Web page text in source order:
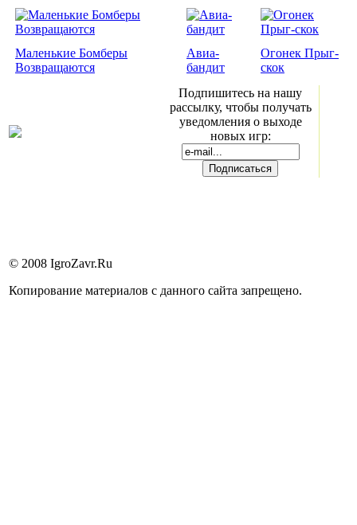
Маленькие Бомберы
Возвращаются
Авиа-
бандит
Огонек Прыг-
скок
Подпишитесь на нашу
рассылку, чтобы получать
уведомления о выходе
новых игр:
© 2008 IgroZavr.Ru
Копирование материалов с данного сайта запрещено.